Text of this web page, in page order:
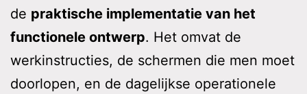
de praktische implementatie van het
functionele ontwerp. Het omvat de
werkinstructies, de schermen die men moet
doorlopen, en de dagelijkse operationele